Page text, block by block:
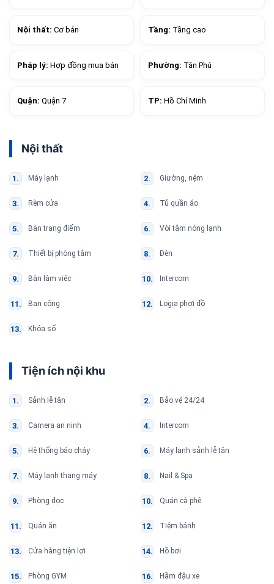
Nội thất: Cơ bản Tầng: Tầng cao
Pháp lý: Hợp đồng mua bán Phường: Tân Phú
Quận: Quận 7 TP: Hồ Chí Minh
Nội thất
Máy lạnh Giường, nệm
Rèm cửa Tủ quần áo
Bàn trang điểm Vòi tắm nóng lạnh
Thiết bị phòng tắm Đèn
Bàn làm việc Intercom
Ban công Logia phơi đồ
Khóa số
Tiện ích nội khu
Sảnh lễ tân Bảo vệ 24/24
Camera an ninh Intercom
Hệ thống báo cháy Máy lạnh sảnh lễ tân
Máy lạnh thang máy Nail & Spa
Phòng đọc Quán cà phê
Quán ăn Tiệm bánh
Cửa hàng tiện lợi Hồ bơi
Phòng GYM Hầm đậu xe